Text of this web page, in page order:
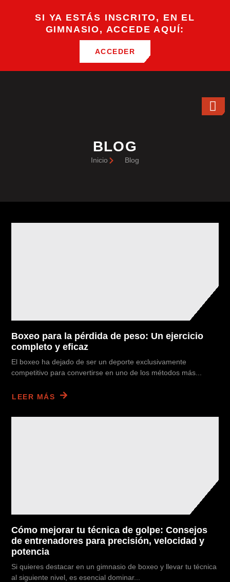
SI YA ESTÁS INSCRITO, EN EL
GIMNASIO, ACCEDE AQUÍ:
ACCEDER
BLOG
Inicio Blog
Boxeo para la pérdida de peso: Un ejercicio
completo y eficaz
El boxeo ha dejado de ser un deporte exclusivamente
competitivo para convertirse en uno de los métodos más...
LEER MÁS
Cómo mejorar tu técnica de golpe: Consejos
de entrenadores para precisión, velocidad y
potencia
Si quieres destacar en un gimnasio de boxeo y llevar tu técnica
al siguiente nivel, es esencial dominar...